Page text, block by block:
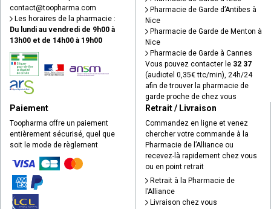
contact@toopharma.com
Les horaires de la pharmacie :
Du lundi au vendredi de 9h00 à
13h00 et de 14h00 à 19h00
Pharmacie de Garde d’Antibes à
Nice
Pharmacie de Garde de Menton à
Nice
Pharmacie de Garde à Cannes
Vous pouvez contacter le 32 37
(audiotel 0,35€ ttc/min), 24h/24
afin de trouver la pharmacie de
garde proche de chez vous
Paiement
Toopharma offre un paiement
entièrement sécurisé, quel que
soit le mode de règlement
Retrait / Livraison
Commandez en ligne et venez
chercher votre commande à la
Pharmacie de l’Alliance ou
recevez-là rapidement chez vous
ou en point retrait
Retrait à la Pharmacie de
l’Alliance
Livraison chez vous